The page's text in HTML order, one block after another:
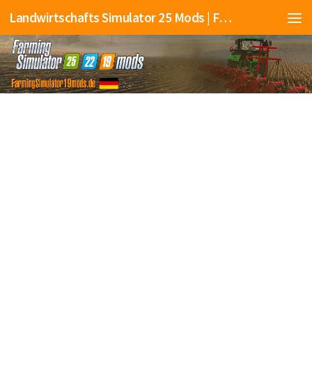
Landwirtschafts Simulator 25 Mods | Farming Simulator 25 Mods | FS25 Mods